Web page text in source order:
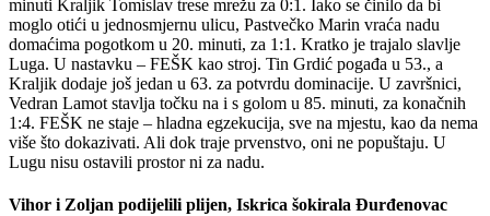
minuti Kraljik Tomislav trese mrežu za 0:1. Iako se činilo da bi
moglo otići u jednosmjernu ulicu, Pastvečko Marin vraća nadu
domaćima pogotkom u 20. minuti, za 1:1. Kratko je trajalo slavlje
Luga. U nastavku – FEŠK kao stroj. Tin Grdić pogađa u 53., a
Kraljik dodaje još jedan u 63. za potvrdu dominacije. U završnici,
Vedran Lamot stavlja točku na i s golom u 85. minuti, za konačnih
1:4. FEŠK ne staje – hladna egzekucija, sve na mjestu, kao da nema
više što dokazivati. Ali dok traje prvenstvo, oni ne popuštaju. U
Lugu nisu ostavili prostor ni za nadu.
Vihor i Zoljan podijelili plijen, Iskrica šokirala Đurđenovac